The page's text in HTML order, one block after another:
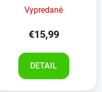
Vypredané
€15,99
DETAIL